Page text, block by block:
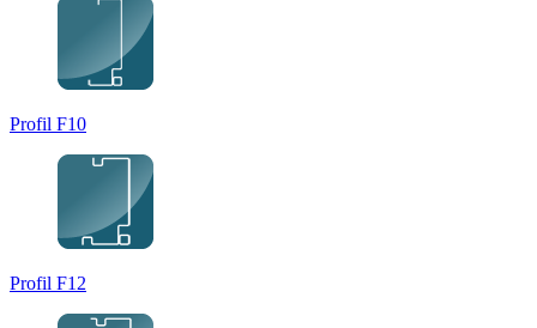
Profil F10
Profil F12